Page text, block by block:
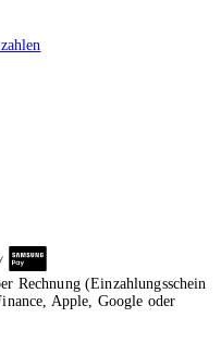
Rechnung (Einzahlungsschein
Apple, Google oder